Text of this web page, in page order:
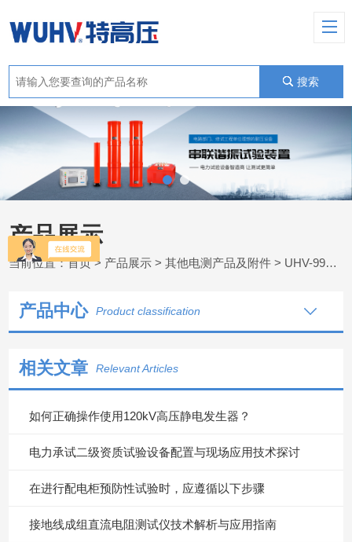
搜索
产品展示
当前位置：首页> 产品展示 >其他电测产品及附件 > UHV-999 声学成像仪
产品中心 Product classification
相关文章 Relevant Articles
如何正确操作使用120kV高压静电发生器？
电力承试二级资质试验设备配置与现场应用技术探讨
在进行配电柜预防性试验时，应遵循以下步骤
接地线成组直流电阻测试仪技术解析与应用指南